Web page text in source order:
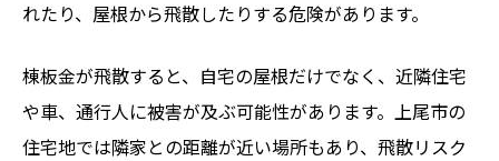
れたり、屋根から飛散したりする危険があります。
棟板金が飛散すると、自宅の屋根だけでなく、近隣住宅
や車、通行人に被害が及ぶ可能性があります。上尾市の
住宅地では隣家との距離が近い場所もあり、飛散リスク